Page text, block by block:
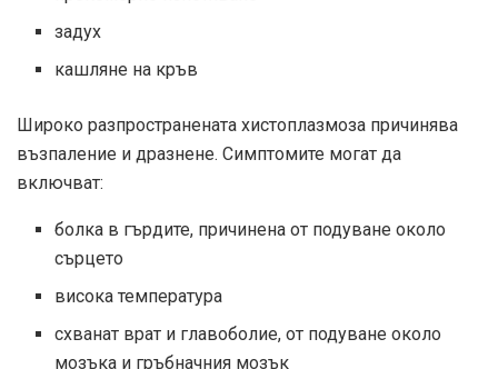
задух
кашляне на кръв
Широко разпространената хистоплазмоза причинява
възпаление и дразнене. Симптомите могат да
включват:
болка в гърдите, причинена от подуване около
сърцето
висока температура
схванат врат и главоболие, от подуване около
мозъка и гръбначния мозък